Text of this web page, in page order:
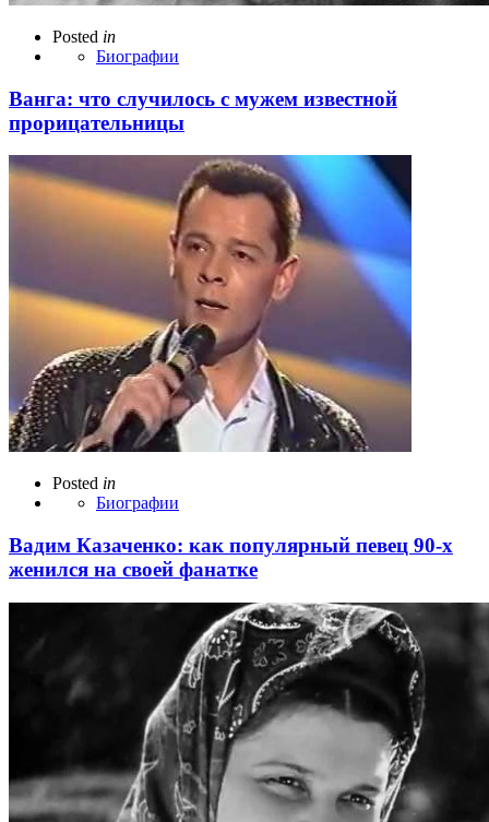
Posted in
Биографии
Ванга: что случилось с мужем известной
прорицательницы
Posted in
Биографии
Вадим Казаченко: как популярный певец 90-х
женился на своей фанатке